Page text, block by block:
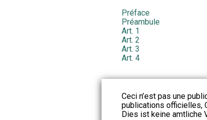
Préface
Préambule
Art. 1
Art. 2
Art. 3
Art. 4
Ceci n’est pas une
publications officielles,
Dies ist keine amtliche